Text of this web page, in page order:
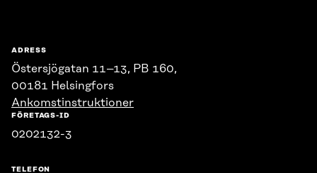
ADRESS
Östersjögatan 11–13, PB 160,
00181 Helsingfors
Ankomstinstruktioner
FÖRETAGS-ID
0202132-3
TELEFON